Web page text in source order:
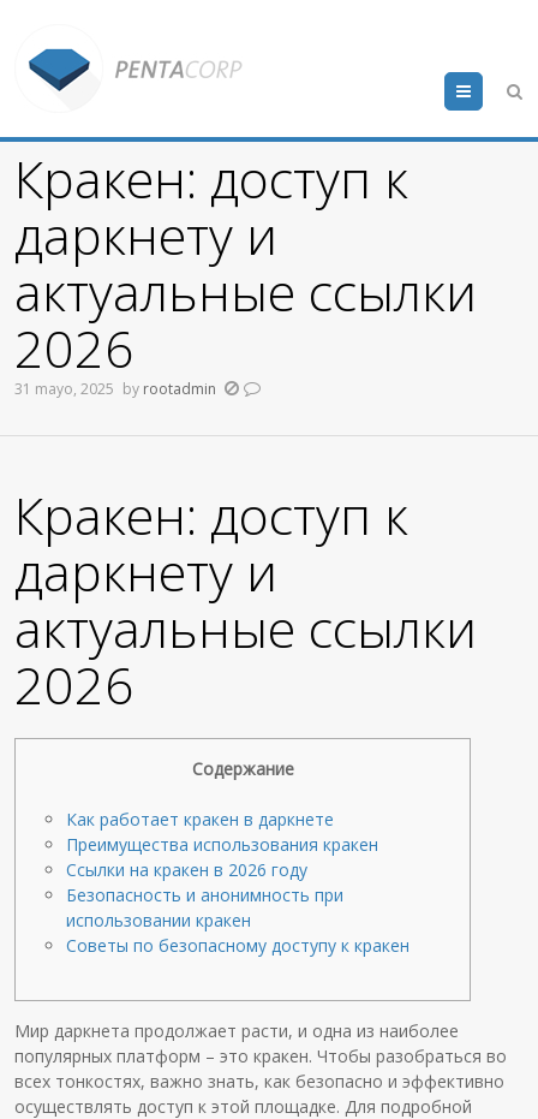
Menu
Кракен: доступ к
даркнету и
актуальные ссылки
2026
31 mayo, 2025 by rootadmin
Кракен: доступ к
даркнету и
актуальные ссылки
2026
Содержание
Как работает кракен в даркнете
Преимущества использования кракен
Ссылки на кракен в 2026 году
Безопасность и анонимность при
использовании кракен
Советы по безопасному доступу к кракен
Мир даркнета продолжает расти, и одна из наиболее
популярных платформ – это кракен. Чтобы разобраться во
всех тонкостях, важно знать, как безопасно и эффективно
осуществлять доступ к этой площадке. Для подробной